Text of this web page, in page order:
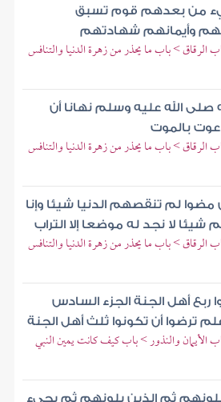
من بعدهم قوم تسبق
وأيمانهم شهادتهم
> باب ما يحذر من زهرة الدنيا والتنافس
صلى الله عليه وسلم نهانا أن
بالموت
> باب ما يحذر من زهرة الدنيا والتنافس
مضوا لم تنقصهم الدنيا شيئا وإنا
لا نجد له موضعا إلا التراب
> باب ما يحذر من زهرة الدنيا والتنافس
ربع أهل الجنة الجزء السادس
ترضوا أن تكونوا ثلث أهل الجنة
والنذور > باب كيف كانت يمين النبي
ثم الذين يلونهم ثم يجيء